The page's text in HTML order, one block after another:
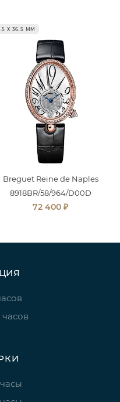
Х 36.5 ММ
Breguet Reine de Naples
8918BR/58/964/D00D
72 400 ₽